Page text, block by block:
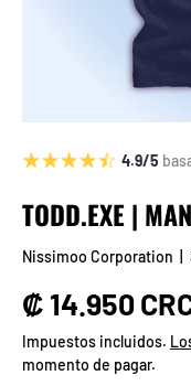
4.9/5
TODD.EXE |
Nissimoo Corporation
Precio
₡ 14.950
Impuestos incluidos.
momento de pagar.